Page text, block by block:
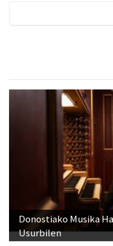
Donostiako Musika
Usurbilen